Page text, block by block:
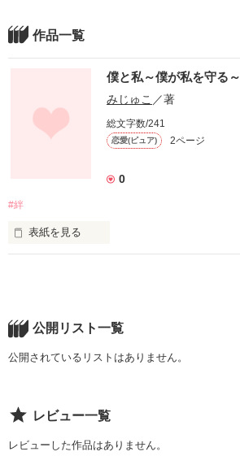
作品一覧
僕と私～僕が私を守る～
みじゅこ ／著
総文字数/241
恋愛(ピュア) 2ページ
0
#絆
表紙を見る
ウレシイ？
ナニソレ
ﾅﾆｿﾚ
公開リスト一覧
公開されているリストはありません。
レビュー一覧
レビューした作品はありません。